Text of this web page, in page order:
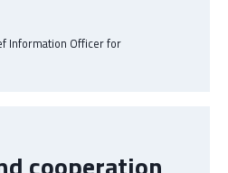
Information Officer for